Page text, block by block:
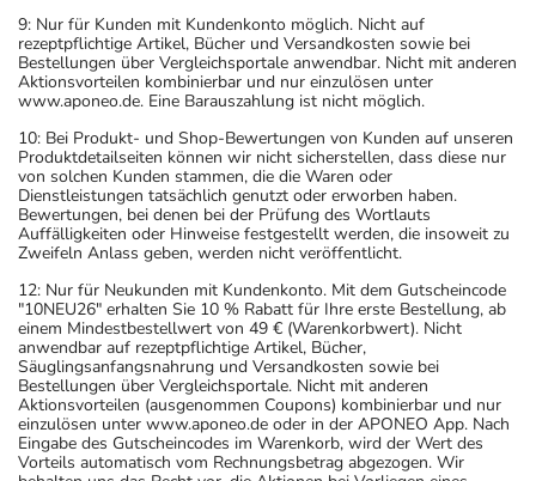
9: Nur für Kunden mit Kundenkonto möglich. Nicht auf
rezeptpflichtige Artikel, Bücher und Versandkosten sowie bei
Bestellungen über Vergleichsportale anwendbar. Nicht mit anderen
Aktionsvorteilen kombinierbar und nur einzulösen unter
www.aponeo.de. Eine Barauszahlung ist nicht möglich.
10: Bei Produkt- und Shop-Bewertungen von Kunden auf unseren
Produktdetailseiten können wir nicht sicherstellen, dass diese nur
von solchen Kunden stammen, die die Waren oder
Dienstleistungen tatsächlich genutzt oder erworben haben.
Bewertungen, bei denen bei der Prüfung des Wortlauts
Auffälligkeiten oder Hinweise festgestellt werden, die insoweit zu
Zweifeln Anlass geben, werden nicht veröffentlicht.
12: Nur für Neukunden mit Kundenkonto. Mit dem Gutscheincode
"10NEU26" erhalten Sie 10 % Rabatt für Ihre erste Bestellung, ab
einem Mindestbestellwert von 49 € (Warenkorbwert). Nicht
anwendbar auf rezeptpflichtige Artikel, Bücher,
Säuglingsanfangsnahrung und Versandkosten sowie bei
Bestellungen über Vergleichsportale. Nicht mit anderen
Aktionsvorteilen (ausgenommen Coupons) kombinierbar und nur
einzulösen unter www.aponeo.de oder in der APONEO App. Nach
Eingabe des Gutscheincodes im Warenkorb, wird der Wert des
Vorteils automatisch vom Rechnungsbetrag abgezogen. Wir